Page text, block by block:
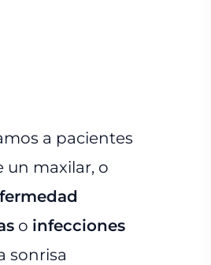
a pacientes
un maxilar, o
o infecciones
sonrisa